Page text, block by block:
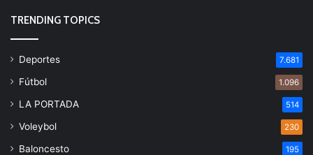
TRENDING TOPICS
Deportes 7.681
Fútbol 1.096
LA PORTADA 514
Voleybol 230
Baloncesto 195